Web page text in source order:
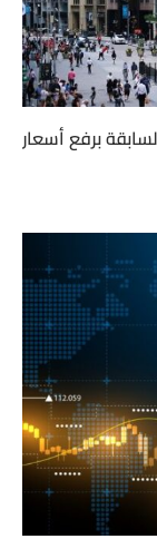
برفع أسعار